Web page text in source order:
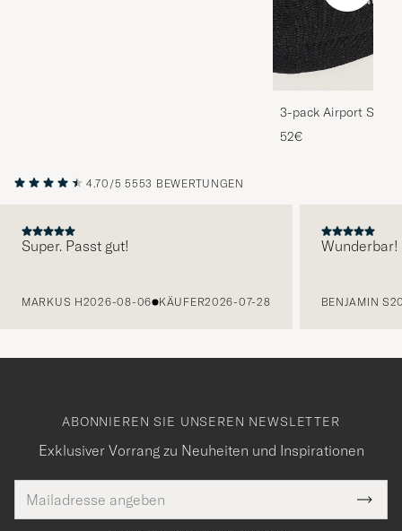
3-pack Airport
Melange
52€
4.70/5 5553 BEWERTUNGEN
Super. Passt gut!
MARKUS H2026-08-06 KÄUFER2026-07-28
Wunderbar!
BENJAMIN S
ABONNIEREN SIE UNSEREN NEWSLETTER
Exklusiver Vorrang zu Neuheiten und Inspirationen
Mail
Adresse
Tack